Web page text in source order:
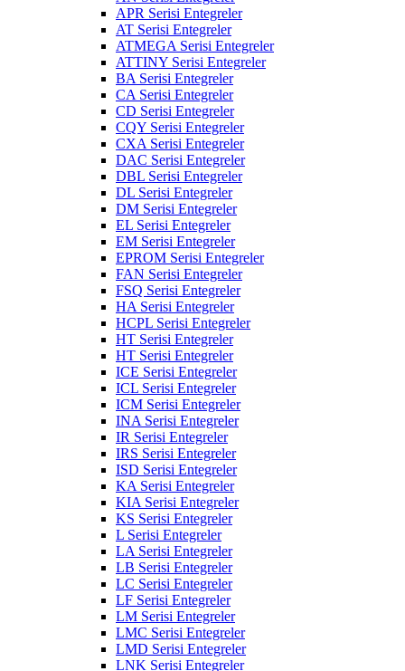
APR Serisi Entegreler
AT Serisi Entegreler
ATMEGA Serisi Entegreler
ATTINY Serisi Entegreler
BA Serisi Entegreler
CA Serisi Entegreler
CD Serisi Entegreler
CQY Serisi Entegreler
CXA Serisi Entegreler
DAC Serisi Entegreler
DBL Serisi Entegreler
DL Serisi Entegreler
DM Serisi Entegreler
EL Serisi Entegreler
EM Serisi Entegreler
EPROM Serisi Entegreler
FAN Serisi Entegreler
FSQ Serisi Entegreler
HA Serisi Entegreler
HCPL Serisi Entegreler
HT Serisi Entegreler
HT Serisi Entegreler
ICE Serisi Entegreler
ICL Serisi Entegreler
ICM Serisi Entegreler
INA Serisi Entegreler
IR Serisi Entegreler
IRS Serisi Entegreler
ISD Serisi Entegreler
KA Serisi Entegreler
KIA Serisi Entegreler
KS Serisi Entegreler
L Serisi Entegreler
LA Serisi Entegreler
LB Serisi Entegreler
LC Serisi Entegreler
LF Serisi Entegreler
LM Serisi Entegreler
LMC Serisi Entegreler
LMD Serisi Entegreler
LNK Serisi Entegreler